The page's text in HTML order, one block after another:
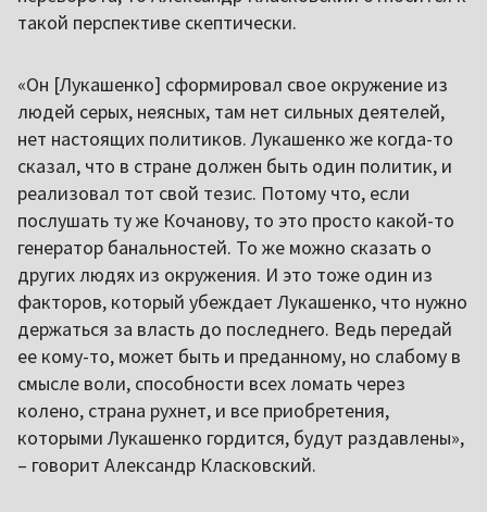
такой перспективе скептически.
«Он [Лукашенко] сформировал свое окружение из
людей серых, неясных, там нет сильных деятелей,
нет настоящих политиков. Лукашенко же когда-то
сказал, что в стране должен быть один политик, и
реализовал тот свой тезис. Потому что, если
послушать ту же Кочанову, то это просто какой-то
генератор банальностей. То же можно сказать о
других людях из окружения. И это тоже один из
факторов, который убеждает Лукашенко, что нужно
держаться за власть до последнего. Ведь передай
ее кому-то, может быть и преданному, но слабому в
смысле воли, способности всех ломать через
колено, страна рухнет, и все приобретения,
которыми Лукашенко гордится, будут раздавлены»,
– говорит Александр Класковский.